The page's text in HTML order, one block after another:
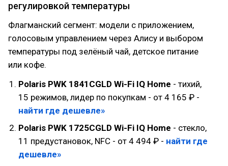
регулировкой температуры
Флагманский сегмент: модели с приложением,
голосовым управлением через Алису и выбором
температуры под зелёный чай, детское питание
или кофе.
Polaris PWK 1841CGLD Wi-Fi IQ Home - тихий,
15 режимов, лидер по покупкам - от 4 165 ₽ -
найти где дешевле»
Polaris PWK 1725CGLD Wi-Fi IQ Home - стекло,
11 предустановок, NFC - от 4 494 ₽ - найти где
дешевле»